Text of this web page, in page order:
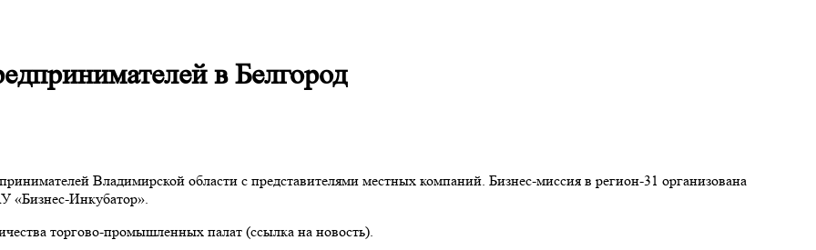
в Белгород
Владимирской области с представителями местных компаний. Бизнес-миссия в регион-31 организована
«Бизнес-Инкубатор».
торгово-промышленных палат (ссылка на новость).